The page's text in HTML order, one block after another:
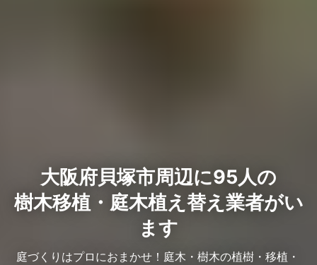
大阪府貝塚市周辺に95人の
樹木移植・庭木植え替え業者がい
ます
庭づくりはプロにおまかせ！庭木・樹木の植樹・移植・